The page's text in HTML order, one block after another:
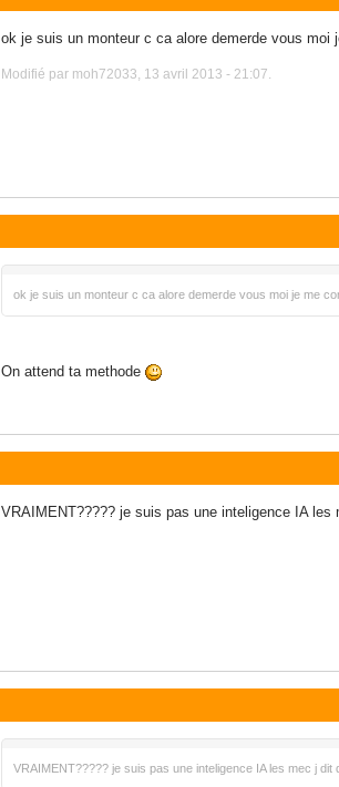
ok je suis un monteur c ca alore demerde vous moi
Modifié par moh72033, 13 avril 2013 - 21:07.
ok je suis un monteur c ca alore demerde vous moi je me
On attend ta methode
VRAIMENT????? je suis pas une inteligence IA
VRAIMENT????? je suis pas une inteligence IA les mec j